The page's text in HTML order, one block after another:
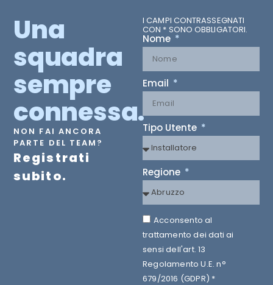
Una
squadra
sempre
connessa.
NON FAI ANCORA
PARTE DEL TEAM?
Registrati
subito.
I CAMPI CONTRASSEGNATI
CON * SONO OBBLIGATORI.
Nome
Email
Tipo Utente
Regione
Acconsento al
trattamento dei dati ai
sensi dell'art. 13
Regolamento U.E. n°
679/2016 (GDPR) *